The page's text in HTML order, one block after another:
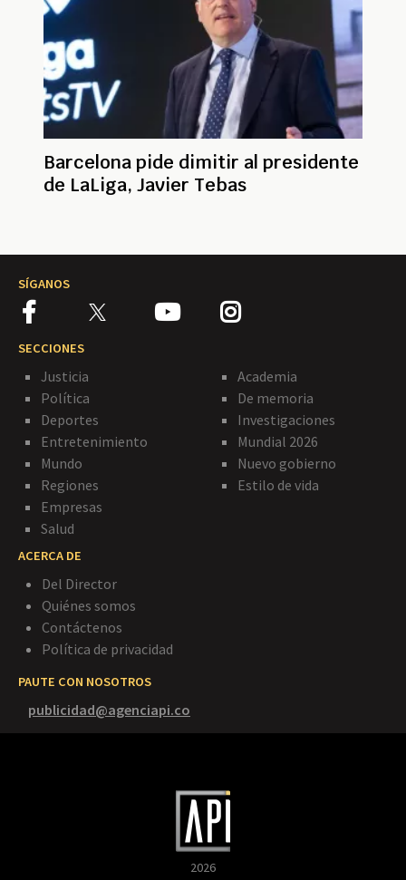
Barcelona pide dimitir al presidente
de LaLiga, Javier Tebas
SÍGANOS
SECCIONES
Justicia
Política
Deportes
Entretenimiento
Mundo
Regiones
Empresas
Salud
Academia
De memoria
Investigaciones
Mundial 2026
Nuevo gobierno
Estilo de vida
ACERCA DE
Del Director
Quiénes somos
Contáctenos
Política de privacidad
PAUTE CON NOSOTROS
publicidad@agenciapi.co
2026